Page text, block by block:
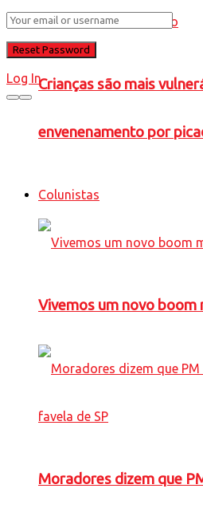
Crianças são mais
envenenamento por
Colunistas
Vivemos um novo boom
Moradores dizem que
Log In